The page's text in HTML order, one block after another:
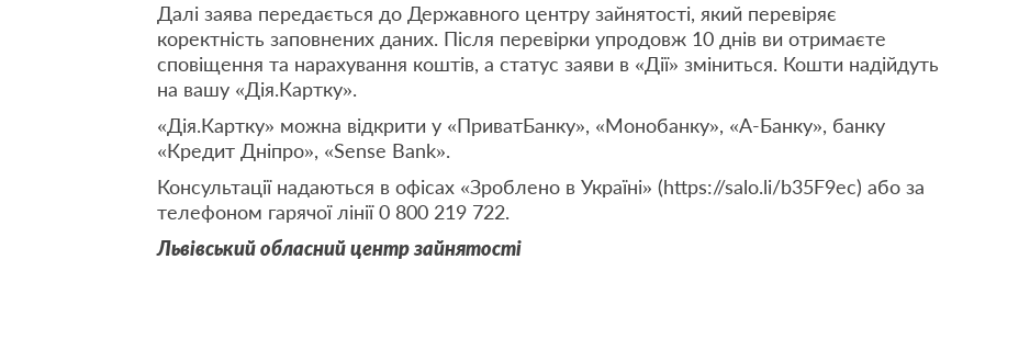
Далі заява передається до Державного центру зайнятості, який перевіряє
коректність заповнених даних. Після перевірки упродовж 10 днів ви отримаєте
сповіщення та нарахування коштів, а статус заяви в «Дії» зміниться. Кошти надійдуть
на вашу «Дія.Картку».
«Дія.Картку» можна відкрити у «ПриватБанку», «Монобанку», «А-Банку», банку
«Кредит Дніпро», «Sense Bank».
Консультації надаються в офісах «Зроблено в Україні» (https://salo.li/b35F9ec) або за
телефоном гарячої лінії 0 800 219 722.
Львівський обласний центр зайнятості